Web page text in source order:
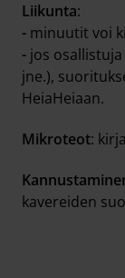
Liikunta:
- minuutit voi
- jos
jne.),
HeiaHeiaan.
Mikroteot:
kavereiden